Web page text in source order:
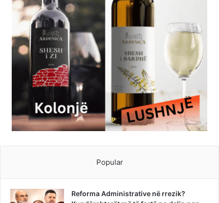
Popular
Reforma Administrative në rrezik?